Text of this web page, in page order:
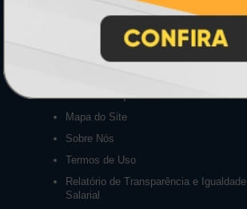
Formas de Pagamento
Lista de Preços
Mapa do Site
Sobre Nós
Termos de Uso
Relatório de Transparência e Igualdade
Salarial